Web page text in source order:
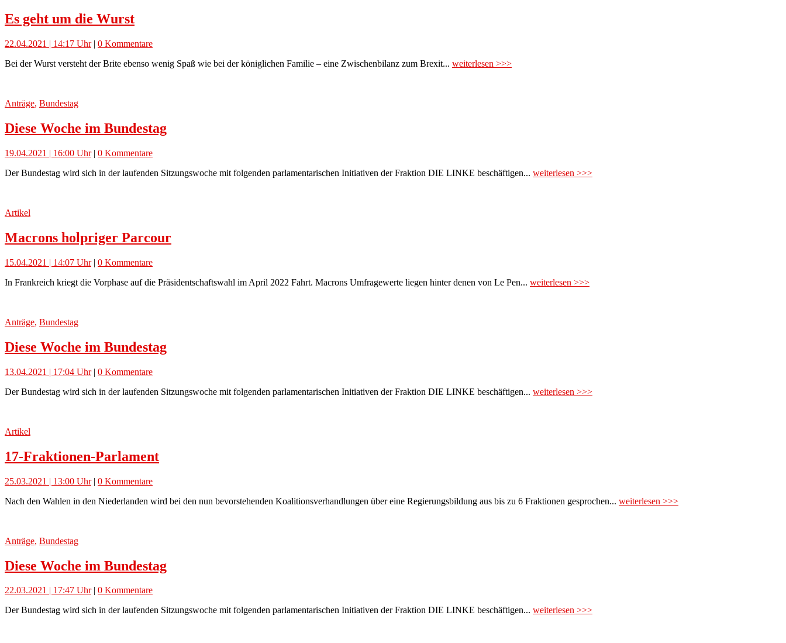
Es geht um die Wurst
22.04.2021 | 14:17 Uhr| 0 Kommentare
Bei der Wurst versteht der Brite ebenso wenig Spaß wie bei der königlichen Familie – eine Zwischenbilanz zum Brexit... weiterlesen >>>
Anträge, Bundestag
Diese Woche im Bundestag
19.04.2021 | 16:00 Uhr| 0 Kommentare
Der Bundestag wird sich in der laufenden Sitzungswoche mit folgenden parlamentarischen Initiativen der Fraktion DIE LINKE beschäftigen... weiterlesen >>>
Artikel
Macrons holpriger Parcour
15.04.2021 | 14:07 Uhr| 0 Kommentare
In Frankreich kriegt die Vorphase auf die Präsidentschaftswahl im April 2022 Fahrt. Macrons Umfragewerte liegen hinter denen von Le Pen... weiterlesen >>>
Anträge, Bundestag
Diese Woche im Bundestag
13.04.2021 | 17:04 Uhr| 0 Kommentare
Der Bundestag wird sich in der laufenden Sitzungswoche mit folgenden parlamentarischen Initiativen der Fraktion DIE LINKE beschäftigen... weiterlesen >>>
Artikel
17-Fraktionen-Parlament
25.03.2021 | 13:00 Uhr| 0 Kommentare
Nach den Wahlen in den Niederlanden wird bei den nun bevorstehenden Koalitionsverhandlungen über eine Regierungsbildung aus bis zu 6 Fraktionen gesprochen... weiterlesen >>>
Anträge, Bundestag
Diese Woche im Bundestag
22.03.2021 | 17:47 Uhr| 0 Kommentare
Der Bundestag wird sich in der laufenden Sitzungswoche mit folgenden parlamentarischen Initiativen der Fraktion DIE LINKE beschäftigen... weiterlesen >>>